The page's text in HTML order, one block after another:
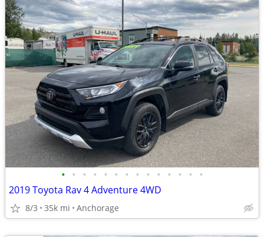
• • • • • • • • • • • • • •
2019 Toyota Rav 4 Adventure 4WD
8/3 35k mi Anchorage